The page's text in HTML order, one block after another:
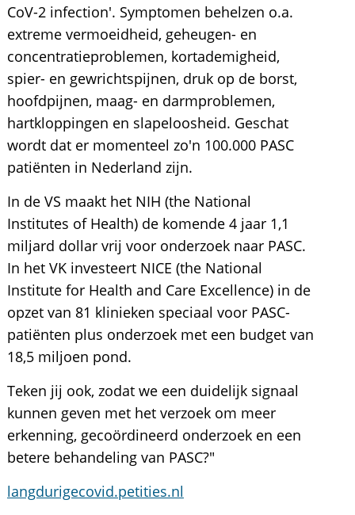
CoV-2 infection'. Symptomen behelzen o.a.
extreme vermoeidheid, geheugen- en
concentratieproblemen, kortademigheid,
spier- en gewrichtspijnen, druk op de borst,
hoofdpijnen, maag- en darmproblemen,
hartkloppingen en slapeloosheid. Geschat
wordt dat er momenteel zo'n 100.000 PASC
patiënten in Nederland zijn.
In de VS maakt het NIH (the National
Institutes of Health) de komende 4 jaar 1,1
miljard dollar vrij voor onderzoek naar PASC.
In het VK investeert NICE (the National
Institute for Health and Care Excellence) in de
opzet van 81 klinieken speciaal voor PASC-
patiënten plus onderzoek met een budget van
18,5 miljoen pond.
Teken jij ook, zodat we een duidelijk signaal
kunnen geven met het verzoek om meer
erkenning, gecoördineerd onderzoek en een
betere behandeling van PASC?"
langdurigecovid.petities.nl